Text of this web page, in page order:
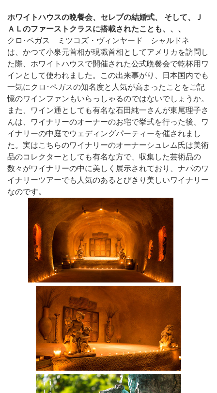
ホワイトハウスの晩餐会、セレブの結婚式、 そして、Ｊ
ＡＬのファーストクラスに搭載されたことも、、、
クロ･ペガス ミツコズ・ヴィンヤード シャルドネ
は、かつて小泉元首相が現職首相としてアメリカを訪問し
た際、ホワイトハウスで開催された公式晩餐会で乾杯用ワ
インとして使われました。この出来事がり、日本国内でも
一気にクロ･ペガスの知名度と人気が高まったことをご記
憶のワインファンもいらっしゃるのではないでしょうか。
また、ワイン通としても有名な石田純一さんが東尾理子さ
んは、ワイナリーのオーナーのお宅で挙式を行った後、ワ
イナリーの中庭でウェディングパーティーを催されまし
た。実はこちらのワイナリーのオーナーシュレム氏は美術
品のコレクターとしても有名な方で、収集した芸術品の
数々がワイナリーの中に美しく展示されており、ナパのワ
イナリーツアーでも人気のあるとびきり美しいワイナリー
なのです。